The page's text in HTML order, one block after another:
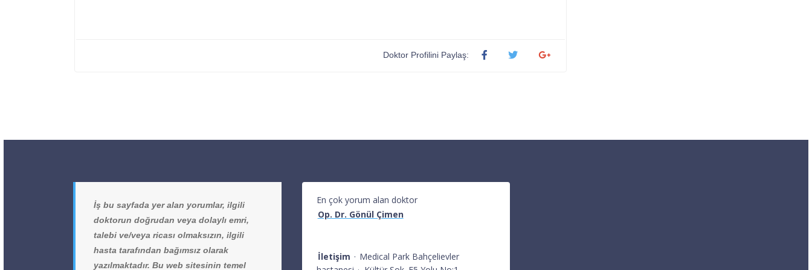
Doktor Profilini Paylaş:
İş bu sayfada yer alan yorumlar, ilgili
doktorun doğrudan veya dolaylı emri,
talebi ve/veya ricası olmaksızın, ilgili
hasta tarafından bağımsız olarak
yazılmaktadır. Bu web sitesinin temel
En çok yorum alan doktor
Op. Dr. Gönül Çimen
İletişim · Medical Park Bahçelievler